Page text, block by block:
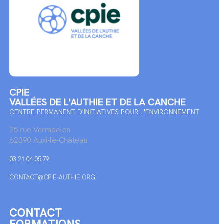
CPIE
VALLÉES DE L'AUTHIE ET DE LA CANCHE
CENTRE PERMANENT D'INITIATIVES POUR L'ENVIRONNEMENT
25 rue Vermaelen
62390 Auxi-le-Château
03 21 04 05 79
CONTACT@CPIE-AUTHIE.ORG
CONTACT